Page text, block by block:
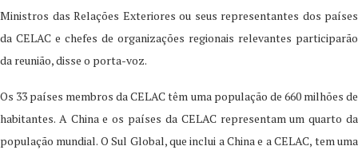
Ministros das Relações Exteriores ou seus representantes dos países
da CELAC e chefes de organizações regionais relevantes participarão
da reunião, disse o porta-voz.
Os 33 países membros da CELAC têm uma população de 660 milhões de
habitantes. A China e os países da CELAC representam um quarto da
população mundial. O Sul Global, que inclui a China e a CELAC, tem uma